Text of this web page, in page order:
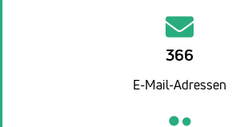
366
E-Mail-Adressen